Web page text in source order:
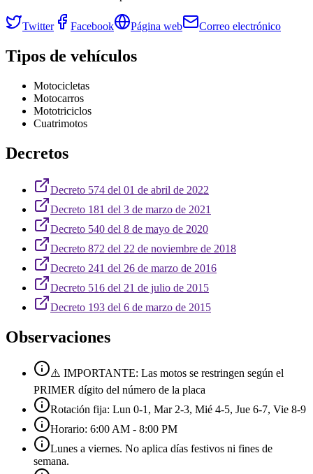
Twitter Facebook Página web Correo electrónico
Tipos de vehículos
Motocicletas
Motocarros
Mototriciclos
Cuatrimotos
Decretos
Decreto 574 del 01 de abril de 2022
Decreto 181 del 3 de marzo de 2021
Decreto 540 del 8 de mayo de 2020
Decreto 872 del 22 de noviembre de 2018
Decreto 241 del 26 de marzo de 2016
Decreto 516 del 21 de julio de 2015
Decreto 193 del 6 de marzo de 2015
Observaciones
⚠️ IMPORTANTE: Las motos se restringen según el
PRIMER dígito del número de la placa
Rotación fija: Lun 0-1, Mar 2-3, Mié 4-5, Jue 6-7, Vie 8-9
Horario: 6:00 AM - 8:00 PM
Lunes a viernes. No aplica días festivos ni fines de
semana.